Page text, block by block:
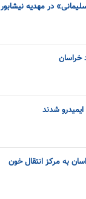
در مهدیه نیشابور
خراسان
شدند
به مرکز انتقال خون